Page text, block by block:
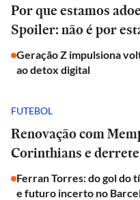
Por que estamos
Spoiler: não é por
Geração Z impulsiona
ao detox digital
FUTEBOL
Renovação com
Corinthians e
Ferran Torres: do gol do
e futuro incerto no